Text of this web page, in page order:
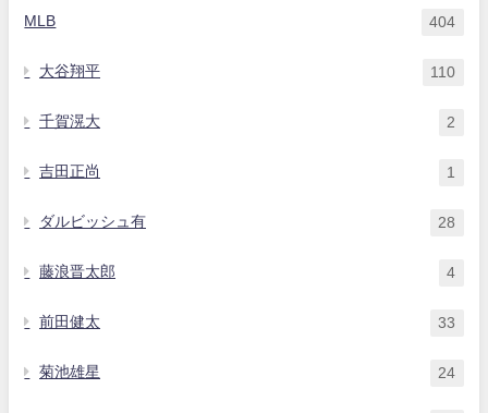
MLB 404
大谷翔平 110
千賀滉大 2
吉田正尚 1
ダルビッシュ有 28
藤浪晋太郎 4
前田健太 33
菊池雄星 24